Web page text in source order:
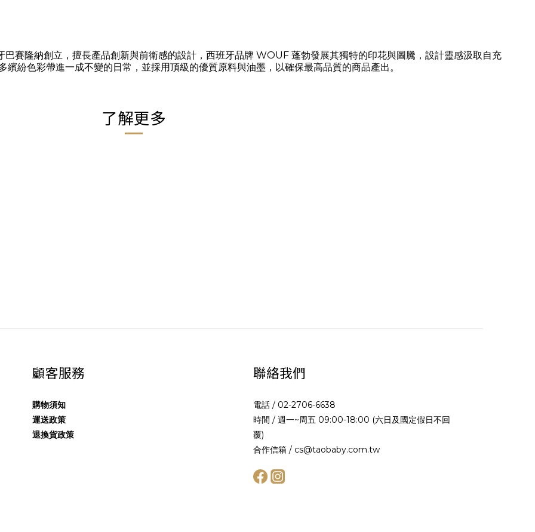
隆納創立，擅長產品創新與前衛感的設計，西班牙品牌 WOUF 蓬勃發展其獨特的印花與圖騰，設計靈感汲取自充
紛色彩帶進一成不變的日常，並採用頂級的優質原料與油墨，以確保最高品質的商品產出。
了解更多
顧客服務
購物須知
運送政策
退換貨政策
聯絡我們
電話 / 02-2706-6638
時間 / 週一~周五 09:00-18:00 (六日及國定假日不回
覆)
合作信箱 / cs@taobaby.com.tw